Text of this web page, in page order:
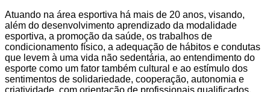
Atuando na área esportiva há mais de 20 anos, visando,
além do desenvolvimento aprendizado da modalidade
esportiva, a promoção da saúde, os trabalhos de
condicionamento físico, a adequação de hábitos e condutas
que levem à uma vida não sedentária, ao entendimento do
esporte como um fator também cultural e ao estímulo dos
sentimentos de solidariedade, cooperação, autonomia e
criatividade, com orientação de profissionais qualificados.